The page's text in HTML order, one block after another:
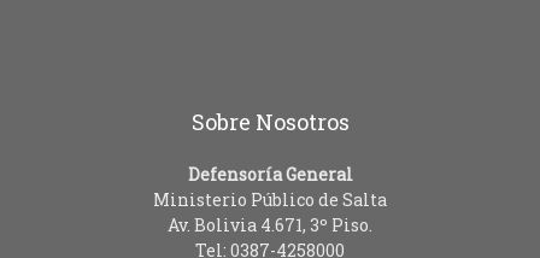
Sobre Nosotros
Defensoría General
Ministerio Público de Salta
Av. Bolivia 4.671, 3º Piso.
Tel: 0387-4258000